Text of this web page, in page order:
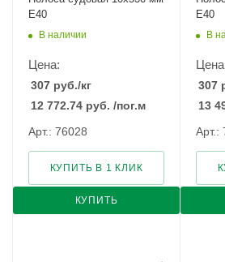
E40
В наличии
Цена:
307 руб./кг
12 772.74 руб. /пог.м
Арт.: 76028
КУПИТЬ
КУПИТЬ В 1 КЛИК
E40
В
307
13
Арт.: